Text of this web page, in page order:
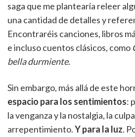
saga que me plantearía releer
una cantidad de detalles y
Encontraréis canciones, libros
e incluso cuentos clásicos, como
bella durmiente.
Sin embargo, más allá de este
espacio para los sentimientos:
la venganza y la nostalgia, la
arrepentimiento.Y para la luz.